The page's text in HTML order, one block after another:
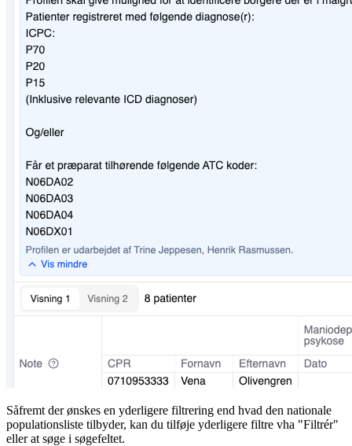
Såfremt der ønskes en yderligere filtrering end hvad den nationale
populationsliste tilbyder, kan du tilføje yderligere filtre vha "Filtrér"
eller at søge i søgefeltet.